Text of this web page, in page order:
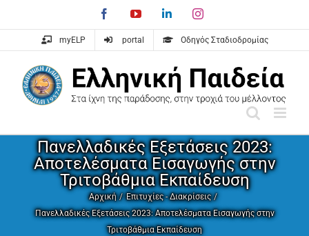
content
FacebookYouTubeLinkedInInstagram
myELP portal Οδηγός Σταδιοδρομίας
Πανελλαδικές Εξετάσεις 2023:
Αποτελέσματα Εισαγωγής στην
Τριτοβάθμια Εκπαίδευση
Αρχική
Επιτυχίες - Διακρίσεις
Πανελλαδικές Εξετάσεις 2023: Αποτελέσματα Εισαγωγής στην
Τριτοβάθμια Εκπαίδευση